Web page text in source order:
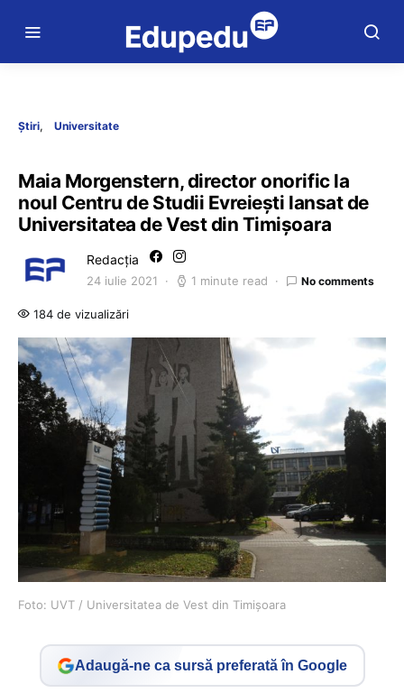
Știri Universitate
Maia Morgenstern, director onorific la
noul Centru de Studii Evreiești lansat de
Universitatea de Vest din Timișoara
Redacția
24 iulie 2021 1 minute read No comments
184 de vizualizări
Foto: UVT / Universitatea de Vest din Timișoara
Adaugă-ne ca sursă preferată în Google